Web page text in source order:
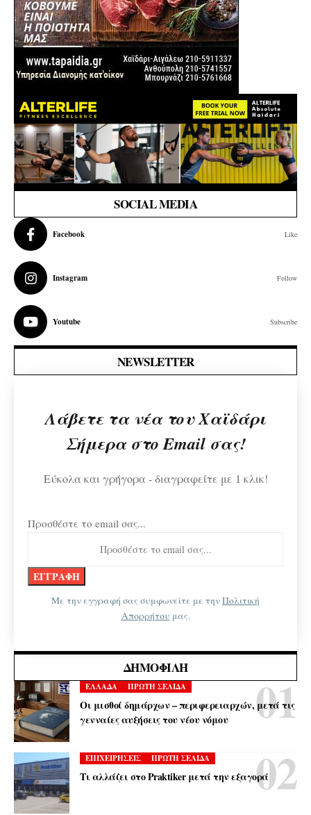
SOCIAL MEDIA
Facebook Like
Instagram Follow
Youtube Subscribe
NEWSLETTER
Λάβετε τα νέα του Χαϊδάρι
Σήμερα στο Email σας!
Εύκολα και γρήγορα - διαγραφείτε με 1 κλικ!
Προσθέστε το email σας...
Με την εγγραφή σας συμφωνείτε με τηνΠολιτική
Απορρήτου μας.
ΔΗΜΟΦΙΛΉ
ΕΛΛΑΔΑ ΠΡΩΤΗ ΣΕΛΙΔΑ
Οι μισθοί δημάρχων – περιφερειαρχών, μετά τις
γενναίες αυξήσεις του νέου νόμου
ΕΠΙΧΕΙΡΗΣΕΙΣ ΠΡΩΤΗ ΣΕΛΙΔΑ
Τι αλλάζει στο Praktiker μετά την εξαγορά